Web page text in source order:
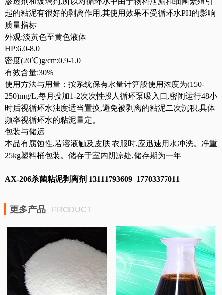
起的粘泥有很好的剥离作用,其使用效果不受循环水PH的影响
质量指标
外观:淡黃色至黄色液体
HP:6.0-8.0
密度(20℃)g/cm:0.9-1.0
有效含量:30%
使用方法与用量：按系统保有水量计算般使用浓度为(150-
250)mg/L,每月投加1-2次次性投人循环泵吸入口,密闭运行48小
时后视循环水浊度适当置换,避免被剥离的粘泥二次沉积,具体
频率视循环水的粘泥量定。
包装与储运
本品有腐蚀性,若溶液触及皮肤,衣服时,应迅速用水冲洗。净重
25kg塑料桶包装。储存于室内阴凉处,储存期为一年
AX-206杀菌粘泥剥离剂 13111793609 17703377011
更多产品 PRODUCT